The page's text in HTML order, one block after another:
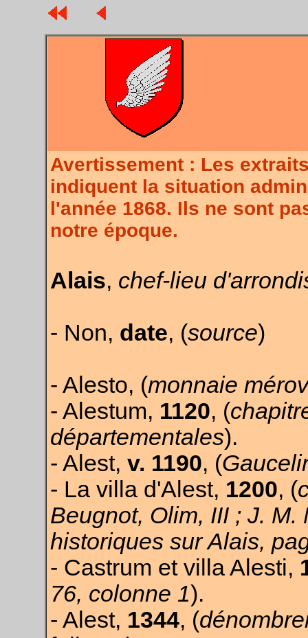
Avertissement : Les
indiquent la situation
l'année 1868. Ils ne sont
notre époque.
Alais, chef-lieu
- Non, date, (source)
- Alesto, (monnaie
- Alestum, 1120, (
départementales).
- Alest, v. 1190, (
- La villa d'Alest, 1200, (
Beugnot, Olim, III ; J.
historiques sur Alais,
- Castrum et villa Alesti,
76, colonne 1).
- Alest, 1344, (